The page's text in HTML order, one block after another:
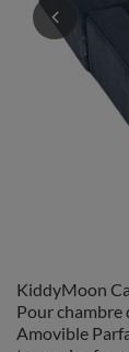
KiddyMoon
Pour
Amovible